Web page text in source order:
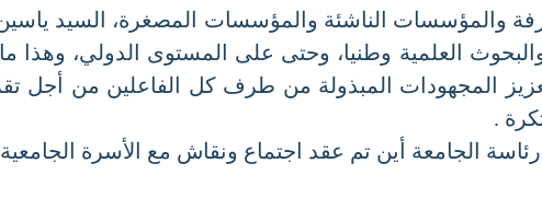
والمؤسسات الناشئة والمؤسسات المصغرة، السيد
العلمية وطنيا، وحتى على المستوى الدولي، وهذا
المجهودات المبذولة من طرف كل الفاعلين من أجل
.
الجامعة أين تم عقد اجتماع ونقاش مع الأسرة الجامعية.